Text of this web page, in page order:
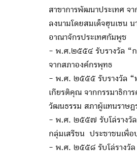
สาขาการพัฒนาประเทศ จ
ลงนามโดยสมเด็จฮุนเซน
อาณาจักรประเทศกัมพูช
- พ.ศ.๒๕๕๔ รับรางวัล “ก
จากสภาองค์กรพุทธ
- พ.ศ. ๒๕๕๕ รับรางวัล
เกียรติคุณ จากกรรมาธิกา
วัฒนธรรม สภาผู้แทนราษฎ
- พ.ศ. ๒๕๕๗ รับโล่รางวัล
กลุ่มเสรีชน ประชาชนเพื่อ
- พ.ศ. ๒๕๕๘ รับโล่รางวั